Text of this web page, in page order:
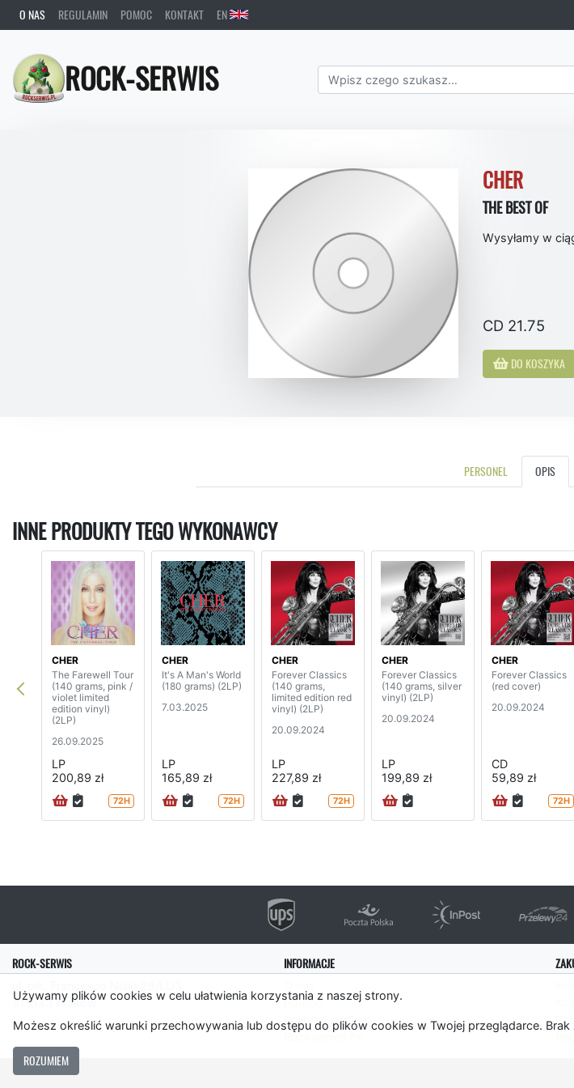
Używamy plików cookies w celu ułatwienia korzystania z naszej strony.
Możesz określić warunki przechowywania lub dostępu do plików cookies w Twojej przeglądarce.
ROZUMIEM
O NAS REGULAMIN POMOC KONTAKT EN
ROCK-SERWIS
CHER
THE BEST OF
Wysyłamy w
CD 21.75
DO KOSZYKA
PERSONEL OPIS
INNE PRODUKTY TEGO WYKONAWCY
CHER
The Farewell Tour
(140 grams, pink /
violet limited
edition vinyl)
(2LP)
26.09.2025
LP
200,89 zł
72H
CHER
It's A Man's World
(180 grams) (2LP)
7.03.2025
LP
165,89 zł
72H
CHER
Forever Classics
(140 grams,
limited edition red
vinyl) (2LP)
20.09.2024
LP
227,89 zł
72H
CHER
Forever Classics
(140 grams, silver
vinyl) (2LP)
20.09.2024
LP
199,89 zł
CHER
Forever Classics
(red cover)
20.09.2024
CD
59,89 zł
72H
ROCK-SERWIS
31-543 Kraków
INFORMACJE
Pomoc
Polityka cookies
Rockserwis.fm